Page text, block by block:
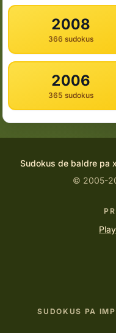
2008
366 sudokus
2006
365 sudokus
Sudokus de baldre pa
© 2005-
SUDOKUS PA